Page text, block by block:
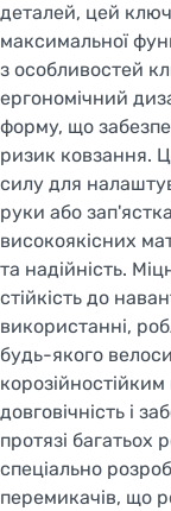
деталей, цей
максимальної
з особливостей
ергономічний
форму, що
ризик ковзання.
силу для
руки або
високоякісних
та надійність.
стійкість до
використанні,
будь-якого
довговічність і
протязі багатьох
спеціально
перемикачів, що
Do you want
site or